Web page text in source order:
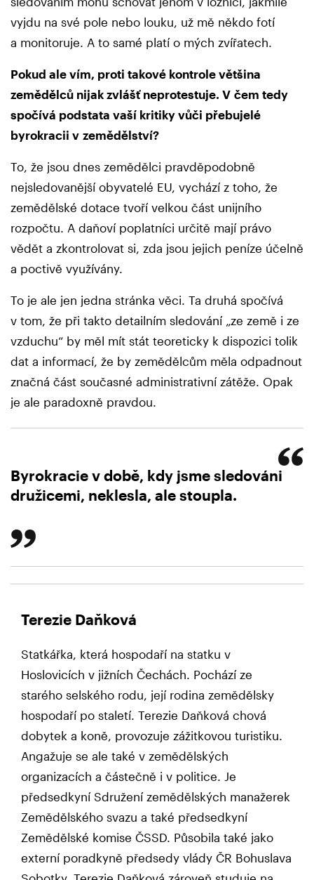
vyjdu na své pole nebo louku, už mě někdo fotí
a monitoruje. A to samé platí o mých zvířatech.
Pokud ale vím, proti takové kontrole většina
zemědělců nijak zvlášť neprotestuje. V čem tedy
spočívá podstata vaší kritiky vůči přebujelé
byrokracii v zemědělství?
To, že jsou dnes zemědělci pravděpodobně
nejsledovanější obyvatelé EU, vychází z toho, že
zemědělské dotace tvoří velkou část unijního
rozpočtu. A daňoví poplatníci určitě mají právo
vědět a zkontrolovat si, zda jsou jejich peníze účelně
a poctivě využívány.
To je ale jen jedna stránka věci. Ta druhá spočívá
v tom, že při takto detailním sledování „ze země i ze
vzduchu“ by měl mít stát teoreticky k dispozici tolik
dat a informací, že by zemědělcům měla odpadnout
značná část současné administrativní zátěže. Opak
je ale paradoxně pravdou.
Byrokracie v době, kdy jsme sledováni
družicemi, neklesla, ale stoupla.
Terezie Daňková
Statkářka, která hospodaří na statku v
Hoslovicích v jižních Čechách. Pochází ze
starého selského rodu, její rodina zemědělsky
hospodaří po staletí. Terezie Daňková chová
dobytek a koně, provozuje zážitkovou turistiku.
Angažuje se ale také v zemědělských
organizacích a částečně i v politice. Je
předsedkyní Sdružení zemědělských manažerek
Zemědělského svazu a také předsedkyní
Zemědělské komise ČSSD. Působila také jako
externí poradkyně předsedy vlády ČR Bohuslava